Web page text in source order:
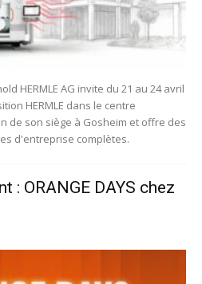
HERMLE AG invite du 21 au 24 avril
HERMLE dans le centre
de son siège à Gosheim et offre des
d'entreprise complètes.
: ORANGE DAYS chez